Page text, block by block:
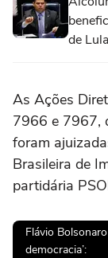
de Lula
As Ações
7966 e 7967,
foram
Brasileira de
partidária
Flávio
democracia’: